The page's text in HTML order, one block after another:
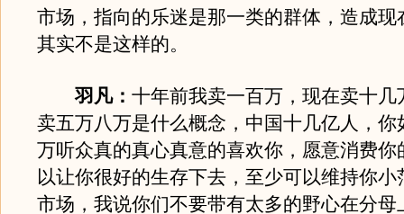
市场，指向的乐迷是那一类的群体，造成现
其实不是这样的。
羽凡： 十年前我卖一百万，现在卖十几
卖五万八万是什么概念，中国十几亿人，你
万听众真的真心真意的喜欢你，愿意消费你
以让你很好的生存下去，至少可以维持你小
市场，我说你们不要带有太多的野心在分母